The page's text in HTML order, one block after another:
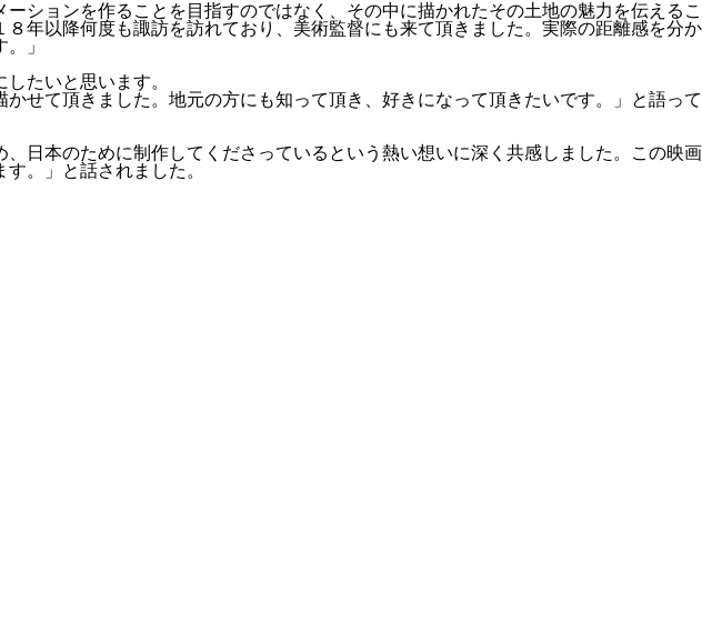
ションを作ることを目指すのではなく、その中に描かれたその土地の魅力を伝えるこ
年以降何度も諏訪を訪れており、美術監督にも来て頂きました。実際の距離感を分か
」
たいと思います。
せて頂きました。地元の方にも知って頂き、好きになって頂きたいです。」と語って
日本のために制作してくださっているという熱い想いに深く共感しました。この映画
。」と話されました。